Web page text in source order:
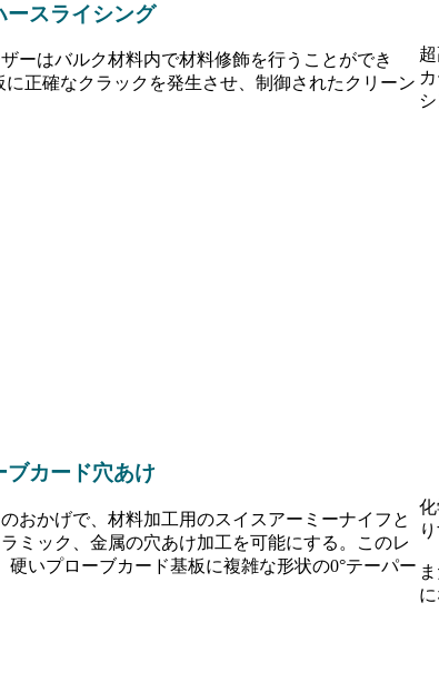
ースライシング
ーはバルク材料内で材料修飾を行うことができ
正確なクラックを発生させ、制御されたクリーン
ブカード穴あけ
おかげで、材料加工用のスイスアーミーナイフと
ミック、金属の穴あけ加工を可能にする。このレ
いプローブカード基板に複雑な形状の0°テーパー